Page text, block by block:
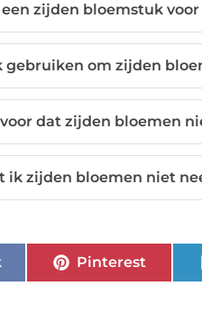
zijden bloemstuk
om zijden
dat zijden bloemen
ik zijden bloemen niet
Pinterest